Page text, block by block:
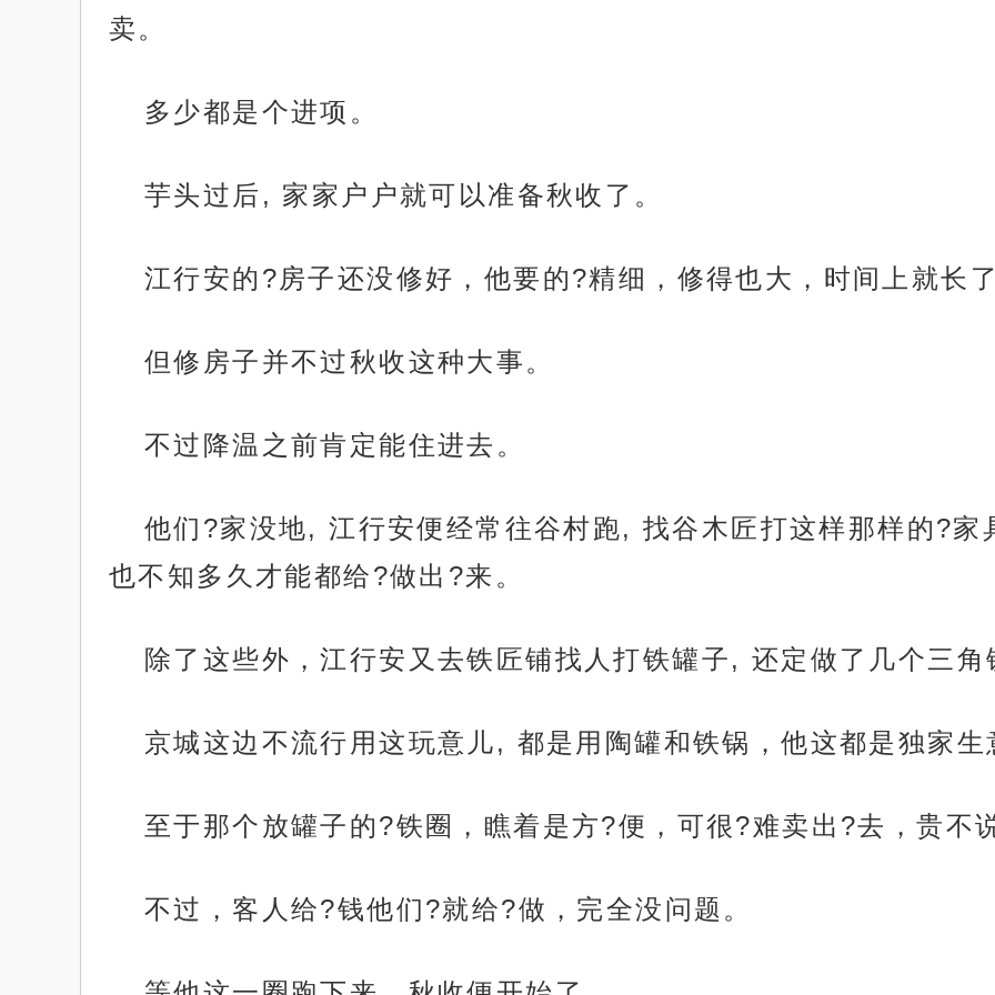
卖。
多少都是个进项。
芋头过后, 家家户户就可以准备秋收了。
江行安的?房子还没修好，他要的?精细，修得也大，时间上就长
但修房子并不过秋收这种大事。
不过降温之前肯定能住进去。
他们?家没地, 江行安便经常往谷村跑, 找谷木匠打这样那样的?
也不知多久才能都给?做出?来。
除了这些外，江行安又去铁匠铺找人打铁罐子, 还定做了几个三
京城这边不流行用这玩意儿, 都是用陶罐和铁锅，他这都是独家生
至于那个放罐子的?铁圈，瞧着是方?便，可很?难卖出?去，贵不
不过，客人给?钱他们?就给?做，完全没问题。